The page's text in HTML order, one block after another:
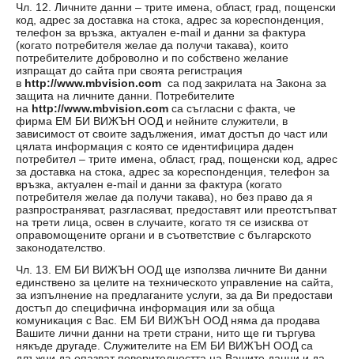
Чл. 12. Личните данни – трите имена, област, град, пощенски
код, адрес за доставка на стока, адрес за кореспонденция,
телефон за връзка, актуален e-mail и данни за фактура
(когато потребителя желае да получи такава), които
потребителите доброволно и по собствено желание
изпращат до сайта при своята регистрация
в http://www.mbvision.com са под закрилата на Закона за
защита на личните данни. Потребителите
на http://www.mbvision.com са съгласни с факта, че
фирма ЕМ БИ ВИЖЪН ООД и нейните служители, в
зависимост от своите задължения, имат достъп до част или
цялата информация с която се идентифицира даден
потребител – трите имена, област, град, пощенски код, адрес
за доставка на стока, адрес за кореспонденция, телефон за
връзка, актуален e-mail и данни за фактура (когато
потребителя желае да получи такава), но без право да я
разпространяват, разгласяват, предоставят или преотстъпват
на трети лица, освен в случаите, когато тя се изисква от
оправомощените органи и в съответствие с българското
законодателство.
Чл. 13. ЕМ БИ ВИЖЪН ООД ще използва личните Ви данни
единствено за целите на техническото управление на сайта,
за изпълнение на предлаганите услуги, за да Ви предостави
достъп до специфична информация или за обща
комуникация с Вас. ЕМ БИ ВИЖЪН ООД няма да продава
Вашите лични данни на трети страни, нито ще ги търгува
някъде другаде. Служителите на ЕМ БИ ВИЖЪН ООД са